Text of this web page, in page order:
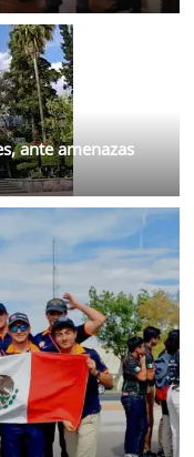
ante amenazas